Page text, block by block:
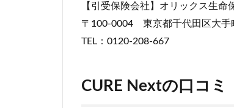
【引受保険会社】オリックス生命
〒100-0004 東京都千代田区大
TEL：0120-208-667
CURE Nextの口コミ